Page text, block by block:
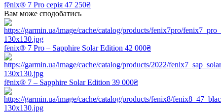
fēnix® 7 Pro серія 47 250₴
Вам може сподобатись
fēnix® 7 Pro – Sapphire Solar Edition 42 000₴
fēnix® 7 – Sapphire Solar Edition 39 000₴